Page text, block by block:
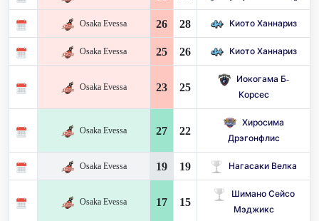
Osaka Evessa 26 28 Киото Ханнариз
Osaka Evessa 25 26 Киото Ханнариз
Osaka Evessa 23 25
Иокогама Б-
Корсес
Osaka Evessa 27 22
Хиросима
Дрэгонфлис
Osaka Evessa 19 19 Нагасаки Велка
Osaka Evessa 17 15
Шимано Сейсо
Мэджикс